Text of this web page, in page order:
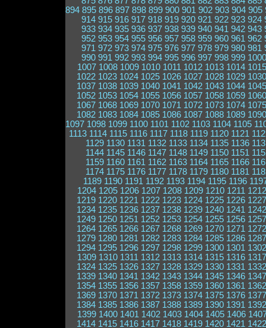
894 895 896 897 898 899 900 901 902 903 904 905
914 915 916 917 918 919 920 921 922 923 924
933 934 935 936 937 938 939 940 941 942 943
952 953 954 955 956 957 958 959 960 961 962
971 972 973 974 975 976 977 978 979 980 981
990 991 992 993 994 995 996 997 998 999 1000
1007 1008 1009 1010 1011 1012 1013 1014 1015
1022 1023 1024 1025 1026 1027 1028 1029 1030
1037 1038 1039 1040 1041 1042 1043 1044 1045
1052 1053 1054 1055 1056 1057 1058 1059 1060
1067 1068 1069 1070 1071 1072 1073 1074 1075
1082 1083 1084 1085 1086 1087 1088 1089 1090
1097 1098 1099 1100 1101 1102 1103 1104 1105
1113 1114 1115 1116 1117 1118 1119 1120 1121
1129 1130 1131 1132 1133 1134 1135 1136
1144 1145 1146 1147 1148 1149 1150 1151
1159 1160 1161 1162 1163 1164 1165 1166
1174 1175 1176 1177 1178 1179 1180 1181
1189 1190 1191 1192 1193 1194 1195 1196
1204 1205 1206 1207 1208 1209 1210 1211 1212
1219 1220 1221 1222 1223 1224 1225 1226 1227
1234 1235 1236 1237 1238 1239 1240 1241 1242
1249 1250 1251 1252 1253 1254 1255 1256 1257
1264 1265 1266 1267 1268 1269 1270 1271 1272
1279 1280 1281 1282 1283 1284 1285 1286 1287
1294 1295 1296 1297 1298 1299 1300 1301 1302
1309 1310 1311 1312 1313 1314 1315 1316 1317
1324 1325 1326 1327 1328 1329 1330 1331 1332
1339 1340 1341 1342 1343 1344 1345 1346 1347
1354 1355 1356 1357 1358 1359 1360 1361 1362
1369 1370 1371 1372 1373 1374 1375 1376 1377
1384 1385 1386 1387 1388 1389 1390 1391 1392
1399 1400 1401 1402 1403 1404 1405 1406
1414 1415 1416 1417 1418 1419 1420 1421 1422